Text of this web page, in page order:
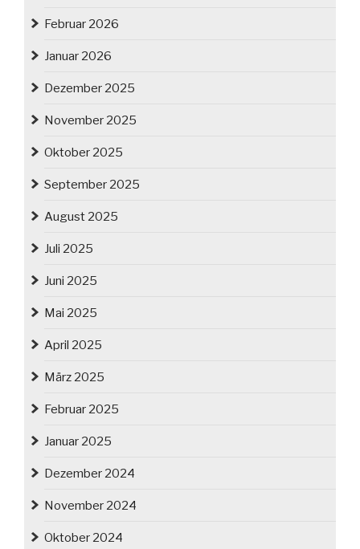
Februar 2026
Januar 2026
Dezember 2025
November 2025
Oktober 2025
September 2025
August 2025
Juli 2025
Juni 2025
Mai 2025
April 2025
März 2025
Februar 2025
Januar 2025
Dezember 2024
November 2024
Oktober 2024